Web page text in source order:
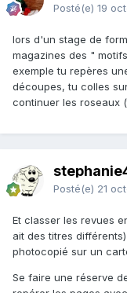
Posté(e) 19
lors d'un stage de
magazines des "
exemple tu repères
découpes, tu colles
continuer les roseaux
Posté(e) 21
Et classer les revues
ait des titres
photocopié sur un
Se faire une réserve